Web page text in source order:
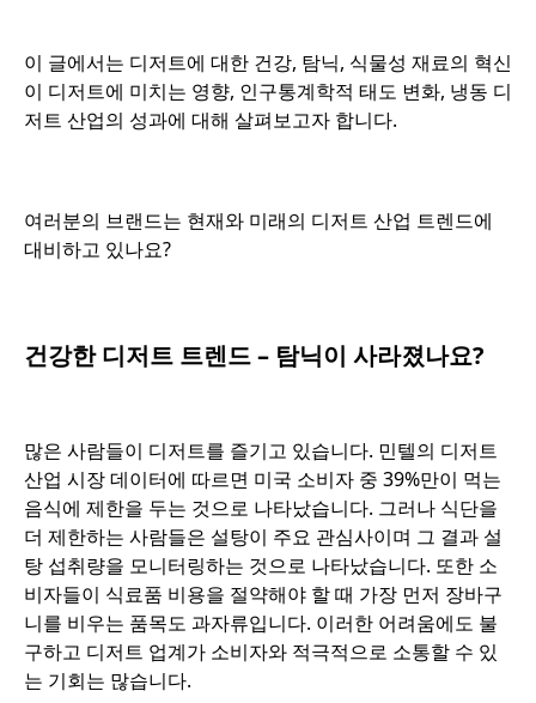
이 글에서는 디저트에 대한 건강, 탐닉, 식물성 재료의 혁신
이 디저트에 미치는 영향, 인구통계학적 태도 변화, 냉동 디
저트 산업의 성과에 대해 살펴보고자 합니다.
여러분의 브랜드는 현재와 미래의 디저트 산업 트렌드에
대비하고 있나요?
건강한 디저트 트렌드 – 탐닉이 사라졌나요?
많은 사람들이 디저트를 즐기고 있습니다. 민텔의 디저트
산업 시장 데이터에 따르면 미국 소비자 중 39%만이 먹는
음식에 제한을 두는 것으로 나타났습니다. 그러나 식단을
더 제한하는 사람들은 설탕이 주요 관심사이며 그 결과 설
탕 섭취량을 모니터링하는 것으로 나타났습니다. 또한 소
비자들이 식료품 비용을 절약해야 할 때 가장 먼저 장바구
니를 비우는 품목도 과자류입니다. 이러한 어려움에도 불
구하고 디저트 업계가 소비자와 적극적으로 소통할 수 있
는 기회는 많습니다.